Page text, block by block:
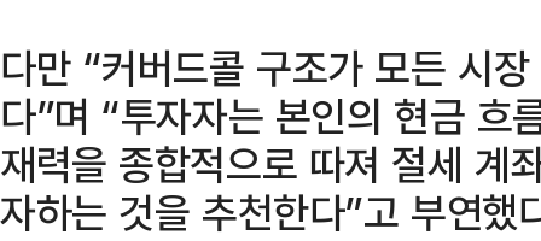
다만 “커버드콜 구조가 모든 시
다”며 “투자자는 본인의 현금 흐
재력을 종합적으로 따져 절세 계
자하는 것을 추천한다”고 부연했